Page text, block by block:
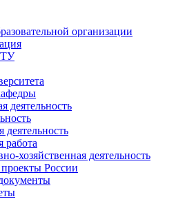
организации
деятельность
работа
хозяйственная деятельность
России